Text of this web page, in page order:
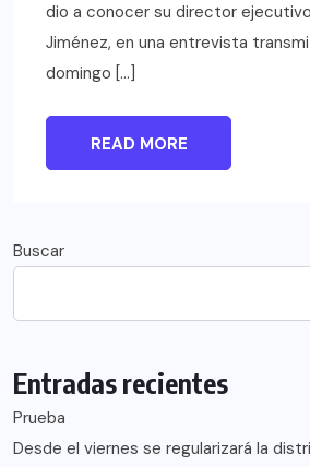
dio a conocer su director
Jiménez, en una entrevista
domingo […]
READ MORE
Buscar
Entradas recientes
Prueba
Desde el viernes se regularizará la